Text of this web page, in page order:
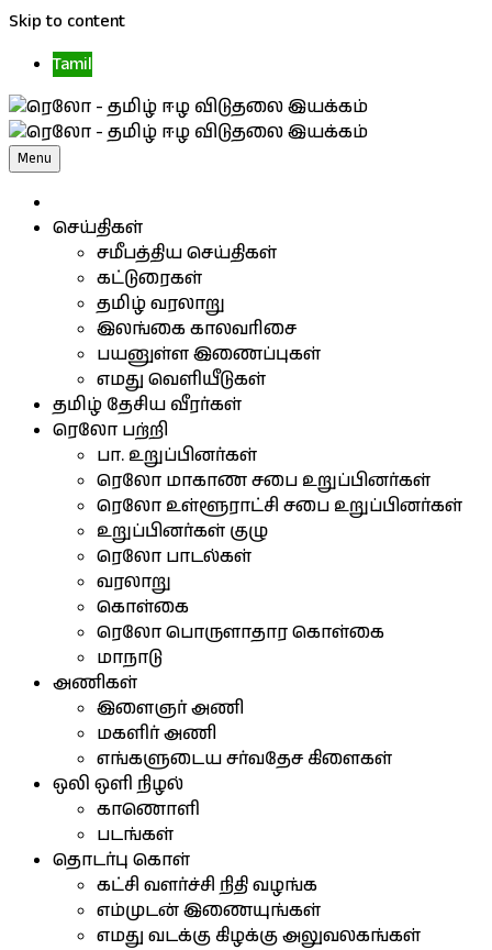
Skip to content
Tamil
Menu
செய்திகள்
சமீபத்திய செய்திகள்
கட்டுரைகள்
தமிழ் வரலாறு
இலங்கை காலவரிசை
பயனுள்ள இணைப்புகள்
எமது வெளியீடுகள்
தமிழ் தேசிய வீரர்கள்
ரெலோ பற்றி
பா. உறுப்பினர்கள்
ரெலோ மாகாண சபை உறுப்பினர்கள்
ரெலோ உள்ளூராட்சி சபை உறுப்பினர்கள்
உறுப்பினர்கள் குழு
ரெலோ பாடல்கள்
வரலாறு
கொள்கை
ரெலோ பொருளாதார கொள்கை
மாநாடு
அணிகள்
இளைஞர் அணி
மகளிர் அணி
எங்களுடைய சர்வதேச கிளைகள்
ஒலி ஒளி நிழல்
காணொளி
படங்கள்
தொடர்பு கொள்
கட்சி வளர்ச்சி நிதி வழங்க
எம்முடன் இணையுங்கள்
எமது வடக்கு கிழக்கு அலுவலகங்கள்